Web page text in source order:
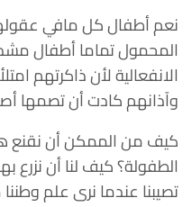
نعم أطفال كل مافي
المحمول تماما أطفال
الانفعالية لأن ذاكرتهم
وآذانهم كادت أن تصمها
كيف من الممكن أن نقنع
الطفولة؟ كيف لنا أن نزرع
تصيبنا عندما نرى علم